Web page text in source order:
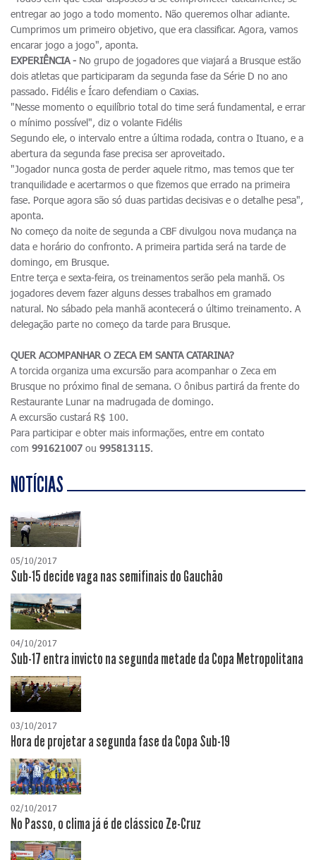
entregar ao jogo a todo momento. Não queremos olhar adiante.
Cumprimos um primeiro objetivo, que era classificar. Agora, vamos
encarar jogo a jogo", aponta.
EXPERIÊNCIA - No grupo de jogadores que viajará a Brusque estão
dois atletas que participaram da segunda fase da Série D no ano
passado. Fidélis e Ícaro defendiam o Caxias.
"Nesse momento o equilíbrio total do time será fundamental, e errar
o mínimo possível", diz o volante Fidélis
Segundo ele, o intervalo entre a última rodada, contra o Ituano, e a
abertura da segunda fase precisa ser aproveitado.
"Jogador nunca gosta de perder aquele ritmo, mas temos que ter
tranquilidade e acertarmos o que fizemos que errado na primeira
fase. Porque agora são só duas partidas decisivas e o detalhe pesa",
aponta.
No começo da noite de segunda a CBF divulgou nova mudança na
data e horário do confronto. A primeira partida será na tarde de
domingo, em Brusque.
Entre terça e sexta-feira, os treinamentos serão pela manhã. Os
jogadores devem fazer alguns desses trabalhos em gramado
natural. No sábado pela manhã acontecerá o último treinamento. A
delegação parte no começo da tarde para Brusque.
QUER ACOMPANHAR O ZECA EM SANTA CATARINA?
A torcida organiza uma excursão para acompanhar o Zeca em
Brusque no próximo final de semana. O ônibus partirá da frente do
Restaurante Lunar na madrugada de domingo.
A excursão custará R$ 100.
Para participar e obter mais informações, entre em contato
com 991621007 ou 995813115.
NOTÍCIAS
05/10/2017
Sub-15 decide vaga nas semifinais do Gauchão
04/10/2017
Sub-17 entra invicto na segunda metade da Copa Metropolitana
03/10/2017
Hora de projetar a segunda fase da Copa Sub-19
02/10/2017
No Passo, o clima já é de clássico Ze-Cruz